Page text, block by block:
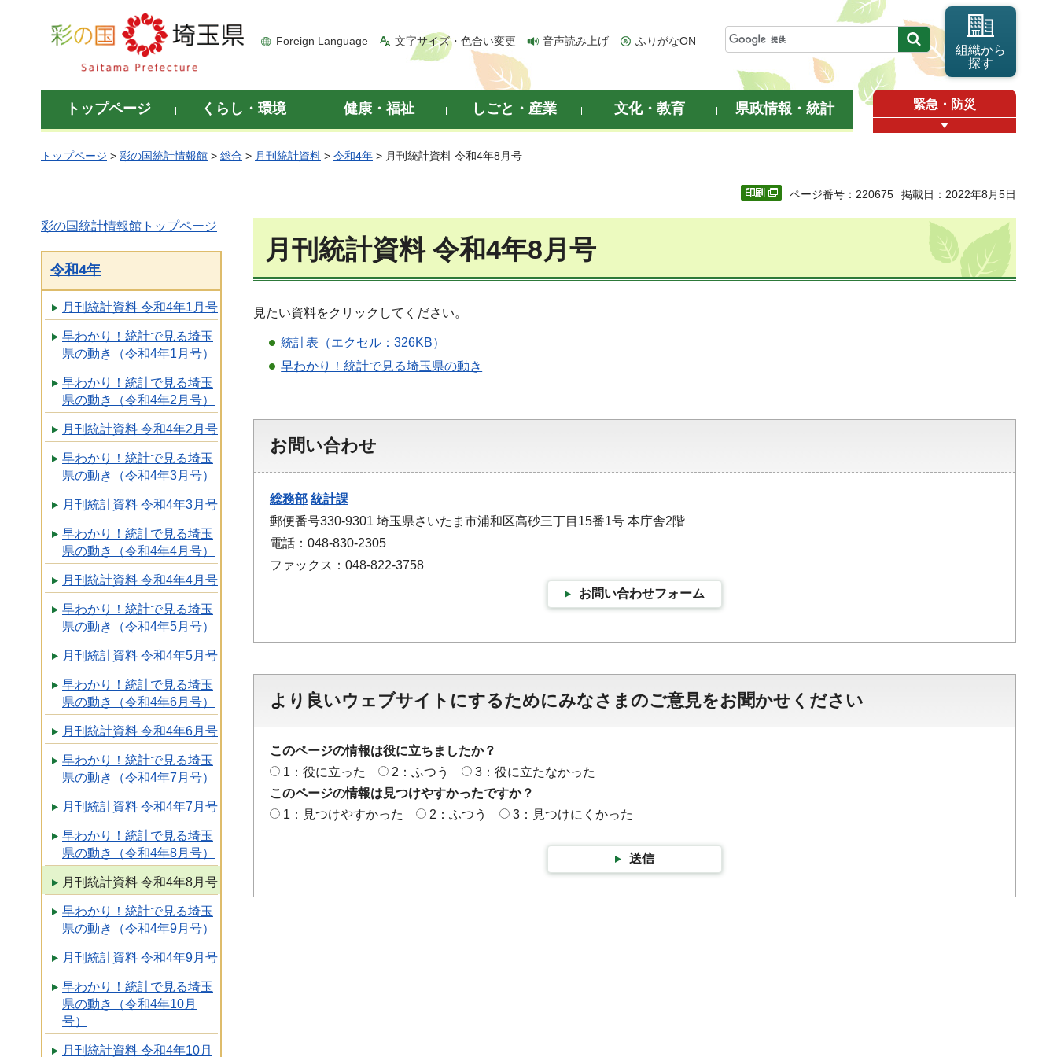
彩の国 埼玉県
Foreign Language 文字サイズ・色合い変更 音声読み上げ ふりがなON
組織から
探す
トップページ くらし・環境 健康・福祉 しごと・産業 文化・教育 県政情報・統計 緊急・防災
トップページ > 彩の国統計情報館 > 総合 > 月刊統計資料 > 令和4年 > 月刊統計資料 令和4年8月号
ページ番号：220675 掲載日：2022年8月5日
彩の国統計情報館トップページ
令和4年
月刊統計資料 令和4年1月号
早わかり！統計で見る埼玉
県の動き（令和4年1月号）
早わかり！統計で見る埼玉
県の動き（令和4年2月号）
月刊統計資料 令和4年2月号
早わかり！統計で見る埼玉
県の動き（令和4年3月号）
月刊統計資料 令和4年3月号
早わかり！統計で見る埼玉
県の動き（令和4年4月号）
月刊統計資料 令和4年4月号
早わかり！統計で見る埼玉
県の動き（令和4年5月号）
月刊統計資料 令和4年5月号
早わかり！統計で見る埼玉
県の動き（令和4年6月号）
月刊統計資料 令和4年6月号
早わかり！統計で見る埼玉
県の動き（令和4年7月号）
月刊統計資料 令和4年7月号
早わかり！統計で見る埼玉
県の動き（令和4年8月号）
月刊統計資料 令和4年8月号
早わかり！統計で見る埼玉
県の動き（令和4年9月号）
月刊統計資料 令和4年9月号
早わかり！統計で見る埼玉
県の動き（令和4年10月
号）
月刊統計資料 令和4年10月
月刊統計資料 令和4年8月号
見たい資料をクリックしてください。
統計表（エクセル：326KB）
早わかり！統計で見る埼玉県の動き
お問い合わせ
総務部 統計課
郵便番号330-9301 埼玉県さいたま市浦和区高砂三丁目15番1号 本庁舎2階
電話：048-830-2305
ファックス：048-822-3758
お問い合わせフォーム
より良いウェブサイトにするためにみなさまのご意見をお聞かせください
このページの情報は役に立ちましたか？
1：役に立った
2：ふつう
3：役に立たなかった
このページの情報は見つけやすかったですか？
1：見つけやすかった
2：ふつう 3：見つけにくかった
送信